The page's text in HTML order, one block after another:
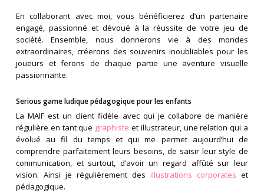
En collaborant avec moi, vous bénéficierez d’un partenaire
engagé, passionné et dévoué à la réussite de votre jeu de
société. Ensemble, nous donnerons vie à des mondes
extraordinaires, créerons des souvenirs inoubliables pour les
joueurs et ferons de chaque partie une aventure visuelle
passionnante.
Serious game ludique pédagogique pour les enfants
La MAIF est un client fidèle avec qui je collabore de manière
régulière en tant que graphiste et illustrateur, une relation qui a
évolué au fil du temps et qui me permet aujourd’hui de
comprendre parfaitement leurs besoins, de saisir leur style de
communication, et surtout, d’avoir un regard affûté sur leur
vision. Ainsi je régulièrement des illustrations corporates et
pédagogique.